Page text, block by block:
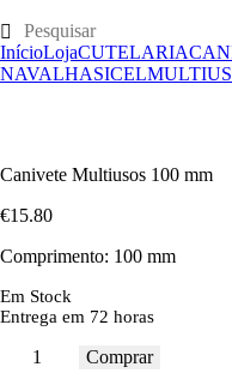
InícioLojaCUTELARIA
NAVALHASICEL
Canivete Multiusos 100 mm
€15.80
Comprimento: 100 mm
Em Stock
Entrega em 72 horas
Comprar